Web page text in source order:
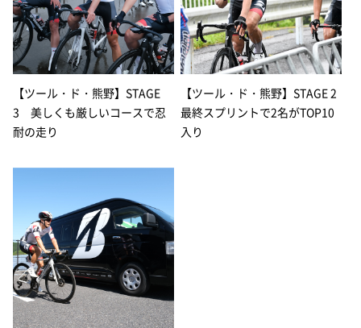
【ツール・ド・熊野】STAGE
3 美しくも厳しいコースで忍
耐の走り
【ツール・ド・熊野】STAGE 2
最終スプリントで2名がTOP10
入り